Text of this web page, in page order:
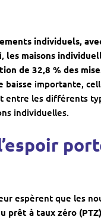
individuels,
les maisons
de 32,8 % des
importante,
les différents
individuelles.
espèrent que les
prêt à taux zéro (PTZ)